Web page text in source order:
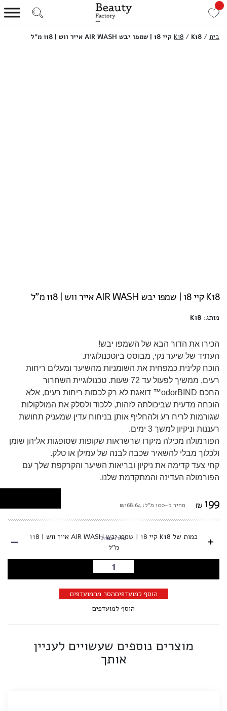
בית /
K18 / K18 קיי 18 | שמפו יבש AIR WASH אייר ווש | 118 מ”ל
K18 קיי 18 | שמפו יבש AIR WASH אייר ווש | 118 מ"ל
מותג: K18
הכירו את הדור הבא של השמפו יבש!
העתיד של שיער נקי, מבוסס ביוטכנולוגית.
הוכח קלינית כמפחית את השומניות מהשיער ומעלים ריחות
רעים, ממשיך לפעול עד 72 שעות
. טכנולוגיית השחרור
החכם ™odorBIND דואגת לא רק לכסות ריחות רעים, אלא
הוכחה מדעית שביכולתה לזהות, ללכוד ולסלק את המולקולות
שגורמות לריח רע ולהחליף אותן בניחוח עדין שמעניק תחושת
רעננות וניקיון למשך 3 ימים
.
הפורמולה מכילה מיקרו שרשראות שקופות שסופגות אליהן שומן
ולכלוך מבלי להשאיר שכבה לבנה של עמילן או טלק.
קחי צעד קדימה את ניקיון ובריאות השיער והקרקפת שלך עם
הפורמולה העדינה והמתקדמת שלנו.
₪ 199 מחיר ל-100 מ"ל: ₪168.64
+
כמות של K18 קיי 18 | שמפו יבש AIR WASH אייר ווש | 118
מ"ל
בחרו כמות -
הוספה לסל
הוסף למועדפיםהסר מהמועדפים
הוסף למועדפים
מוצרים נוספים שעשויים לעניין
אותך